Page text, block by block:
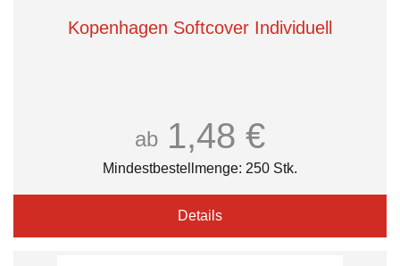
Kopenhagen Softcover Individuell
ab 1,48 €
Mindestbestellmenge: 250 Stk.
Details